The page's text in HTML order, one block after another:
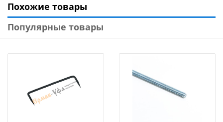
Похожие товары
Популярные товары